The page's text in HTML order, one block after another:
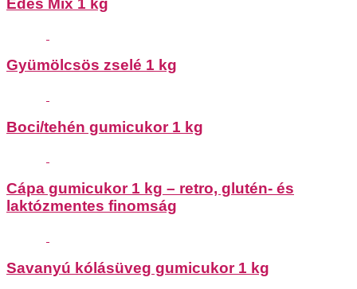
Édes Mix 1 kg
Gyümölcsös zselé 1 kg
Boci/tehén gumicukor 1 kg
Cápa gumicukor 1 kg – retro, glutén- és
laktózmentes finomság
Savanyú kólásüveg gumicukor 1 kg